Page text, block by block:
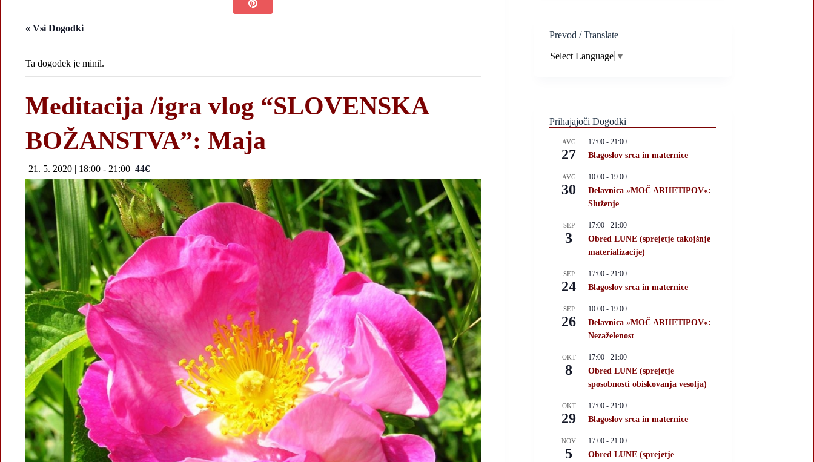
« Vsi Dogodki
Ta dogodek je minil.
Meditacija /igra vlog “SLOVENSKA
BOŽANSTVA”: Maja
21. 5. 2020 | 18:00 - 21:00 44€
Prevod / Translate
Select Language ▼
Prihajajoči Dogodki
AVG
27
17:00 -21:00
Blagoslov srca in maternice
AVG
30
10:00 - 19:00
Delavnica »MOČ ARHETIPOV«:
Služenje
SEP
3
17:00 -21:00
Obred LUNE (sprejetje takojšnje
materializacije)
SEP
24
17:00 -21:00
Blagoslov srca in maternice
SEP
26
10:00 - 19:00
Delavnica »MOČ ARHETIPOV«:
Nezaželenost
OKT
8
17:00 -21:00
Obred LUNE (sprejetje
sposobnosti obiskovanja vesolja)
OKT
29
17:00 -21:00
Blagoslov srca in maternice
NOV
5
17:00 -21:00
Obred LUNE (sprejetje